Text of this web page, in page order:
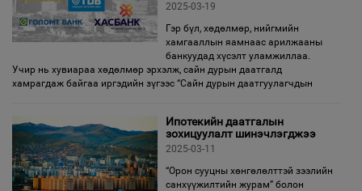
2025-03-19
Гэр бүл, хөдөлмөр, нийгмийн
хамгааллын яамнаас арилжааны
банкуудад хүсэлт уламжиллаа.
Учир нь хувиараа хөдөлмөр эрхэлж, сайн дурын даатгалд
хамрагдаж байгаа иргэдийн зүгээс “Сайн дурын даатгуулагчдын
Ипотекийн даатгалын
зохицуулалт шинэчлэгджээ
2025-03-11
“Орон сууцны хөнгөлөлттэй зээлийн
санхүүжилтийн журам” болон